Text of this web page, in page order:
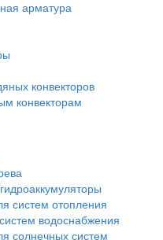
арматура
конвекторов
конвекторам
систем отопления
водоснабжения
солнечных систем